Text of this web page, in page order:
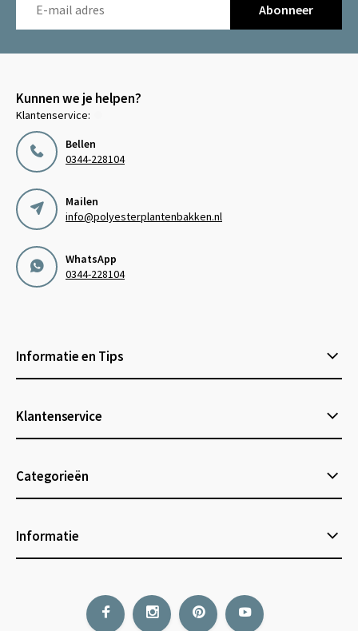
Abonneer
Kunnen we je helpen?
Klantenservice:
Bellen
0344-228104
Mailen
info@polyesterplantenbakken.nl
WhatsApp
0344-228104
Informatie en Tips
Klantenservice
Categorieën
Informatie